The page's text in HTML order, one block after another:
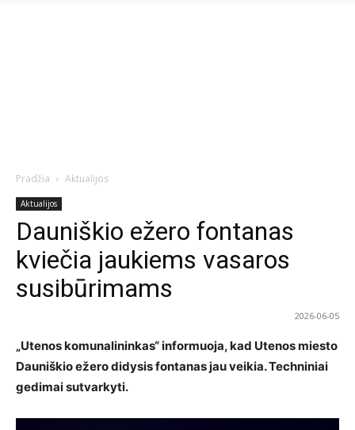
Pradžia Aktualijos
Aktualijos
Dauniškio ežero fontanas
kviečia jaukiems vasaros
susibūrimams
2026-06-05
„Utenos komunalininkas“ informuoja, kad Utenos miesto
Dauniškio ežero didysis fontanas jau veikia. Techniniai
gedimai sutvarkyti.